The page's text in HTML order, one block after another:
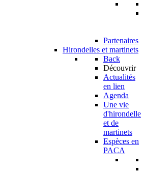
Partenaires
Hirondelles et martinets
Back
Découvrir
Actualités
en lien
Agenda
Une vie
d'hirondelle
et de
martinets
Espèces en
PACA